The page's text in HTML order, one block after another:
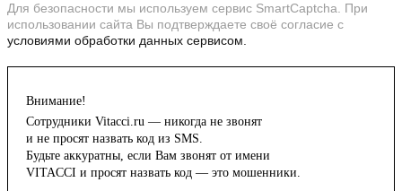
Для безопасности мы используем сервис SmartCaptcha. При
использовании сайта Вы подтверждаете своё согласие с
условиями обработки данных сервисом.
Внимание!
Сотрудники Vitacci.ru — никогда не звонят
и не просят назвать код из SMS.
Будьте аккуратны, если Вам звонят от имени
VITACCI и просят назвать код — это мошенники.